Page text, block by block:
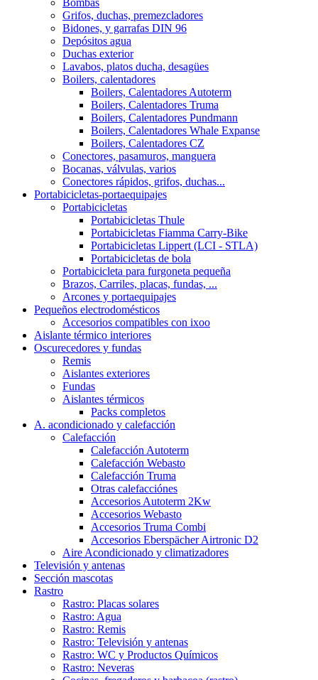
Grifos, duchas, premezcladores
Bidones, y garrafas DIN 96
Depósitos agua
Duchas exterior
Lavabos, platos ducha, desagües
Boilers, calentadores
Boilers, Calentadores Autoterm
Boilers, Calentadores Truma
Boilers, Calentadores Pundmann
Boilers, Calentadores Whale Expanse
Boilers, Calentadores CZ
Conectores, pasamuros, manguera
Bocanas, válvulas, varios
Conectores rápidos, grifos, duchas...
Portabicicletas-portaequipajes
Portabicicletas
Portabicicletas Thule
Portabicicletas Fiamma Carry-Bike
Portabicicletas Lippert (LCI - STLA)
Portabicicletas de bola
Portabicicleta para furgoneta pequeña
Brazos, Carriles, placas, fundas, ...
Arcones y portaequipajes
Pequeños electrodomésticos
Accesorios compatibles con ixoo
Aislante térmico interiores
Oscurecedores y fundas
Remis
Aislantes exteriores
Fundas
Aislantes térmicos
Packs completos
A. acondicionado y calefacción
Calefacción
Calefacción Autoterm
Calefacción Webasto
Calefacción Truma
Otras calefacciónes
Accesorios Autoterm 2Kw
Accesorios Webasto
Accesorios Truma Combi
Accesorios Eberspächer Airtronic D2
Aire Acondicionado y climatizadores
Televisión y antenas
Sección mascotas
Rastro
Rastro: Placas solares
Rastro: Agua
Rastro: Remis
Rastro: Televisión y antenas
Rastro: WC y Productos Químicos
Rastro: Neveras